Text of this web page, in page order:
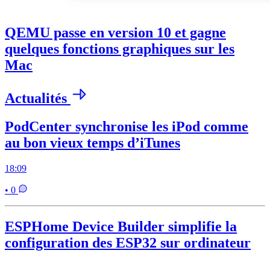
QEMU passe en version 10 et gagne
quelques fonctions graphiques sur les
Mac
Actualités
PodCenter synchronise les iPod comme
au bon vieux temps d’iTunes
18:09
• 0
ESPHome Device Builder simplifie la
configuration des ESP32 sur ordinateur